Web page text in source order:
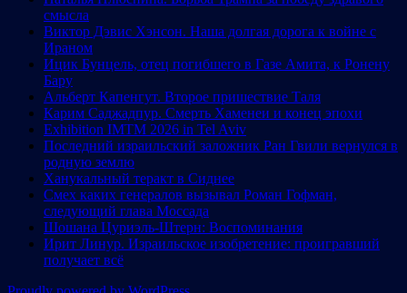
смысла
Виктор Дэвис Хэнсон. Наша долгая дорога к войне с
Ираном
Ицик Бунцель, отец погибшего в Газе Амита, к Ронену
Бару
Альберт Капенгут. Второе пришествие Таля
Карим Саджадпур. Смерть Хаменеи и конец эпохи
Exhibition IMTM 2026 in Tel Aviv
Последний израильский заложник Ран Гвили вернулся в
родную землю
Ханукальный теракт в Сиднее
Смех каких генералов вызывал Роман Гофман,
следующий глава Моссада
Шошана Цуриэль-Штерн: Воспоминания
Ирит Линур. Израильское изобретение: проигравший
получает всё